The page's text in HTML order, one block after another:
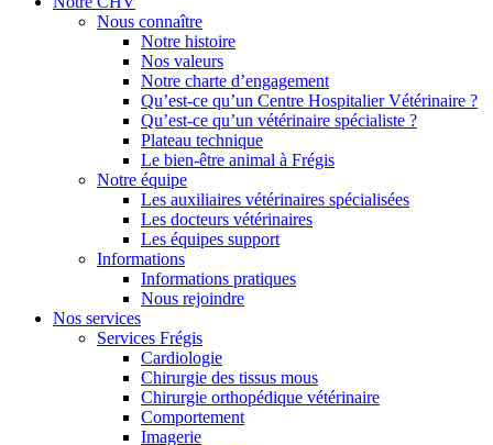
Nous connaître
Notre histoire
Nos valeurs
Notre charte d’engagement
Qu’est-ce qu’un Centre Hospitalier Vétérinaire ?
Qu’est-ce qu’un vétérinaire spécialiste ?
Plateau technique
Le bien-être animal à Frégis
Notre équipe
Les auxiliaires vétérinaires spécialisées
Les docteurs vétérinaires
Les équipes support
Informations
Informations pratiques
Nous rejoindre
Nos services
Services Frégis
Cardiologie
Chirurgie des tissus mous
Chirurgie orthopédique vétérinaire
Comportement
Imagerie